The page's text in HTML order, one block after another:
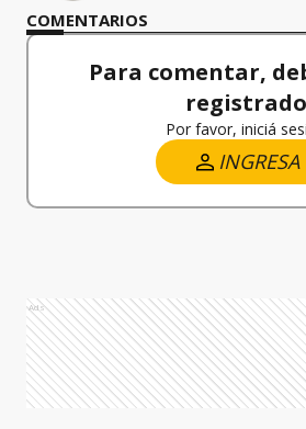
COMENTARIOS
Para comentar,
registrado
Por favor, iniciá
INGRESA
Ads